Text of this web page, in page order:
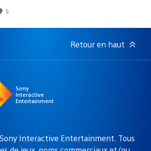
9
Retour en haut
Sony
Interactive
Entertainment
Interactive Entertainment. Tous